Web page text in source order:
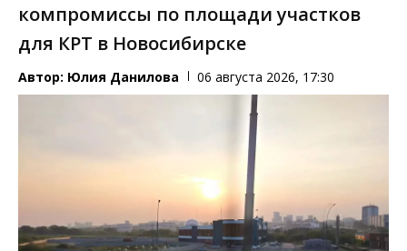
компромиссы по площади участков
для КРТ в Новосибирске
Автор: Юлия Данилова 06 августа 2026, 17:30